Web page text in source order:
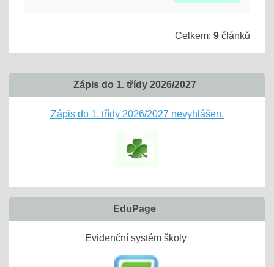
Celkem: 9 článků
Zápis do 1. třídy 2026/2027
Zápis do 1. třídy 2026/2027 nevyhlášen.
EduPage
Evidenční systém školy